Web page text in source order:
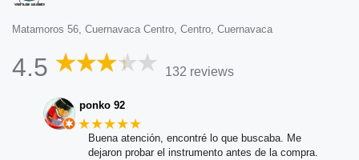
Matamoros 56, Cuernavaca Centro, Centro, Cuernavaca
4.5 132 reviews
ponko 92
★★★★★
Buena atención, encontré lo que buscaba. Me
dejaron probar el instrumento antes de la compra.